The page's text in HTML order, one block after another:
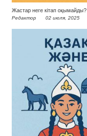
Жастар неге кітап оқымайды?
Редактор 02 июля, 2025